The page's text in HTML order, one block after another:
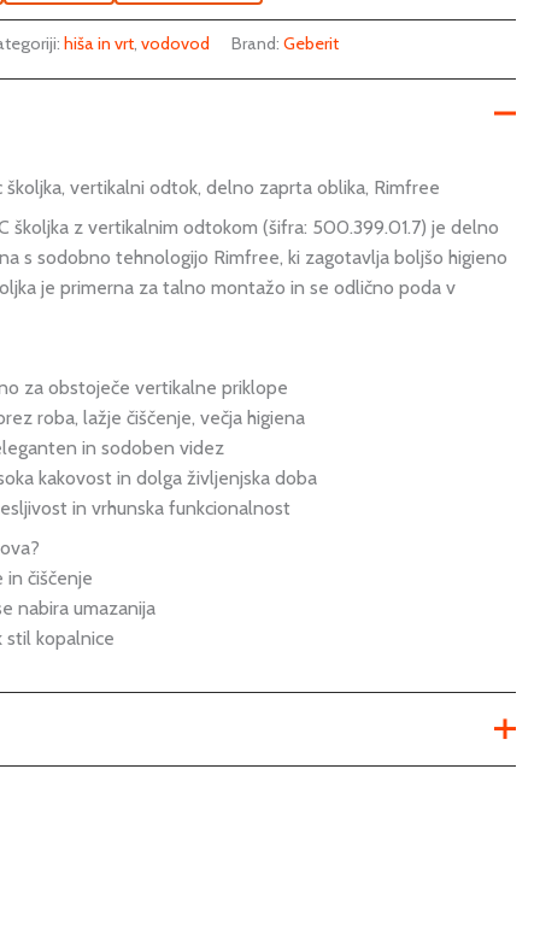
hiša in vrt,vodovod Brand:Geberit
vertikalni odtok, delno zaprta oblika, Rimfree
školjka z vertikalnim odtokom (šifra: 500.399.01.7) je delno
s sodobno tehnologijo Rimfree, ki zagotavlja boljšo higieno
je primerna za talno montažo in se odlično poda v
za obstoječe vertikalne priklope
roba, lažje čiščenje, večja higiena
in sodoben videz
kakovost in dolga življenjska doba
in vrhunska funkcionalnost
čiščenje
nabira umazanija
stil kopalnice